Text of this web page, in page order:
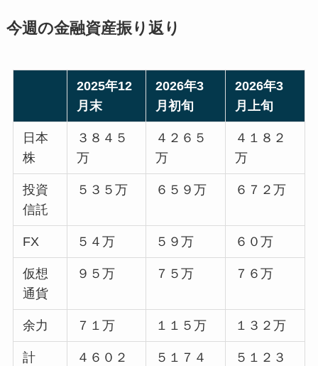
今週の金融資産振り返り
2025年12
月末
2026年3
月初旬
2026年3
月上旬
日本
株
３８４５
万
４２６５
万
４１８２
万
投資
信託
５３５万 ６５９万 ６７２万
FX ５４万 ５９万 ６０万
仮想
通貨
９５万 ７５万 ７６万
余力 ７１万 １１５万 １３２万
計
４６０２
５１７４
５１２３